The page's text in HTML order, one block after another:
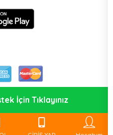
İçin Tıklayınız